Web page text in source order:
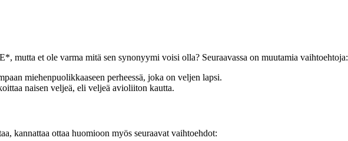
mutta et ole varma mitä sen synonyymi voisi olla? Seuraavassa on muutamia vaihtoehtoja:
miehenpuolikkaaseen perheessä, joka on veljen lapsi.
naisen veljeä, eli veljeä avioliiton kautta.
kannattaa ottaa huomioon myös seuraavat vaihtoehdot: